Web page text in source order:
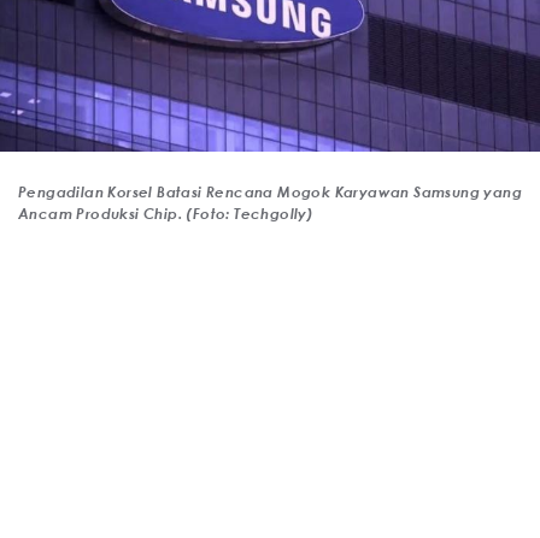
Pengadilan Korsel Batasi Rencana Mogok Karyawan Samsung yang
Ancam Produksi Chip. (Foto: Techgolly)